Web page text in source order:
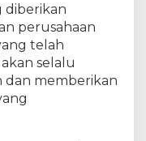
diberikan
perusahaan
telah
selalu
dan memberikan